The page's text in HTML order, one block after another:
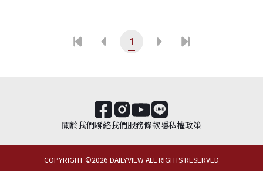
1
關於我們聯絡我們服務條款隱私權政策
COPYRIGHT ©2026 DAILYVIEW ALL RIGHTS RESERVED